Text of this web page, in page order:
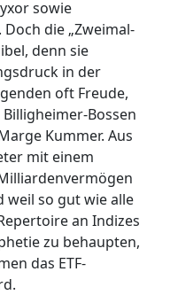
sowie
die „Zweimal-
denn sie
in der
oft Freude,
Bossen
Kummer. Aus
mit einem
weil so gut wie alle
an Indizes
zu behaupten,
das ETF-